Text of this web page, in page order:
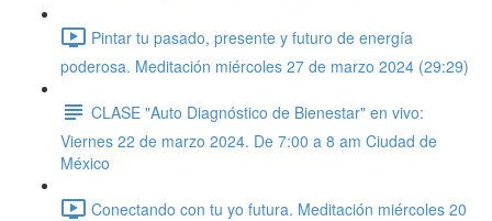
Pintar tu pasado, presente y futuro de energía
poderosa. Meditación miércoles 27 de marzo 2024 (29:29)
CLASE "Auto Diagnóstico de Bienestar" en vivo:
Viernes 22 de marzo 2024. De 7:00 a 8 am Ciudad de
México
Conectando con tu yo futura. Meditación miércoles 20